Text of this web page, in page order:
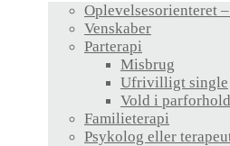
Oplevelsesorienteret
Venskaber
Parterapi
Misbrug
Ufrivilligt single
Vold i
Familieterapi
Psykolog eller